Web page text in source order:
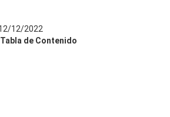
12/2022
Tabla de Contenido